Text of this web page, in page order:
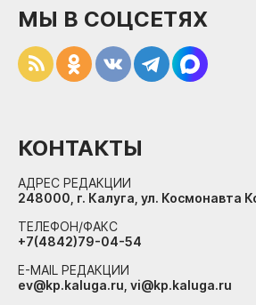
МЫ В СОЦСЕТЯХ
КОНТАКТЫ
АДРЕС РЕДАКЦИИ
248000, г. Калуга, ул. Космонавта
ТЕЛЕФОН/ФАКС
+7(4842)79-04-54
E-MAIL РЕДАКЦИИ
ev@kp.kaluga.ru, vi@kp.kaluga.ru